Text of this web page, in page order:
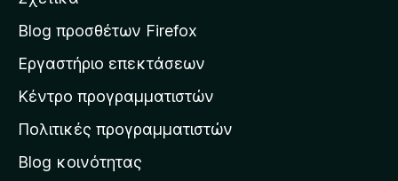
σ
σ
τ
η
α
Blog προσθέτων Firefox
Εργαστήριο επεκτάσεων
Κέντρο προγραμματιστών
Πολιτικές προγραμματιστών
Blog κοινότητας